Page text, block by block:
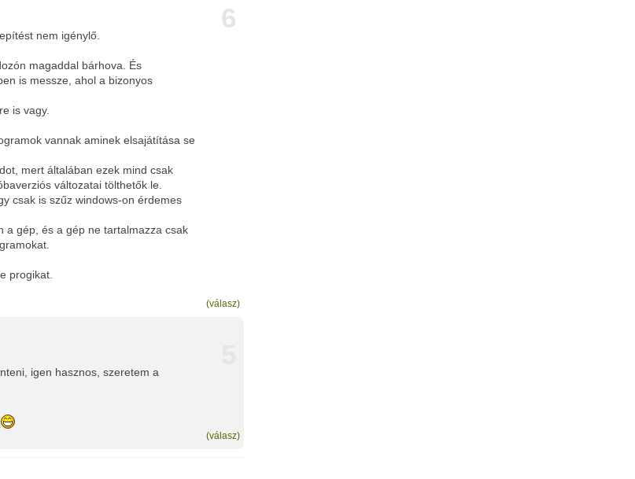
6
nem igénylő.
magaddal bárhova. És
is messze, ahol a bizonyos
is vagy.
vannak aminek elsajátítása se
mert általában ezek mind csak
változatai tölthetők le.
csak is szűz windows-on érdemes
a gép, és a gép ne tartalmazza csak
progikat.
(válasz)
igen hasznos, szeretem a
(válasz)